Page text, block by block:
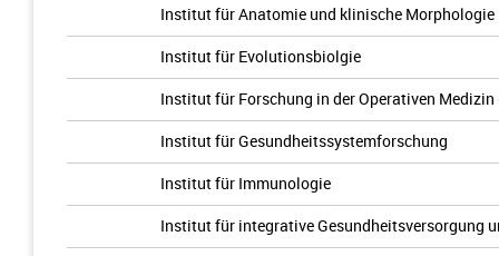
Institut für Anatomie und klinische Morphologie
Institut für Evolutionsbiolgie
Institut für Forschung in der Operativen Medizin
Institut für Gesundheitssystemforschung
Institut für Immunologie
Institut für integrative Gesundheitsversorgung